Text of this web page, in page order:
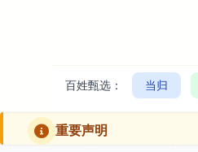
百姓甄选： 当归
重要声明